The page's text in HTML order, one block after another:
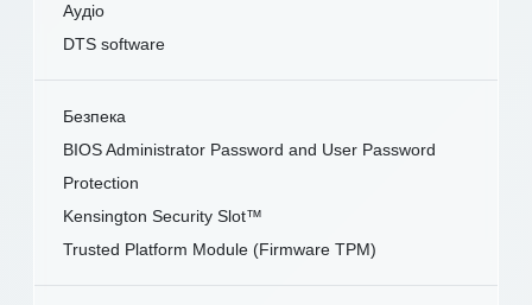
Аудіо
DTS software
Безпека
BIOS Administrator Password and User Password
Protection
Kensington Security Slot™
Trusted Platform Module (Firmware TPM)